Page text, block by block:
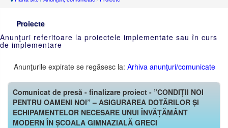
Proiecte
Anunţuri referitoare la proiectele implementate sau în curs
de implementare
Anunţurile expirate se regăsesc la: Arhiva anunţuri/comunicate
Comunicat de presă - finalizare proiect - ”CONDIȚII NOI
PENTRU OAMENI NOI” – ASIGURAREA DOTĂRILOR ȘI
ECHIPAMENTELOR NECESARE UNUI ÎNVĂȚĂMÂNT
MODERN ÎN ȘCOALA GIMNAZIALĂ GRECI